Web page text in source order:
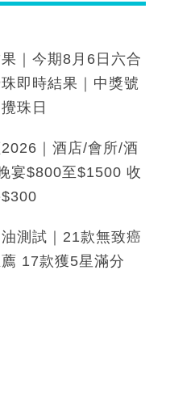
｜今期8月6日六合
即時結果｜中獎號
珠日
｜酒店/會所/酒
宴$800至$1500 收
測試｜21款無致癌
17款獲5星滿分